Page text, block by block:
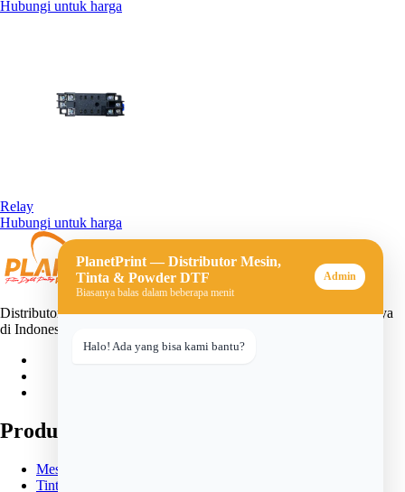
Hubungi untuk harga
Relay
Hubungi untuk harga
Distributor mesin, tinta, dan powder DTF (Direct-to-Film) terpercaya
di Indonesia. Solusi lengkap untuk usaha sablon digital Anda.
Produk
Mesin DTF
Tinta DTF
PlanetPrint — Distributor Mesin,
Tinta & Powder DTF
Biasanya balas dalam beberapa menit
Admin
Halo! Ada yang bisa kami bantu?